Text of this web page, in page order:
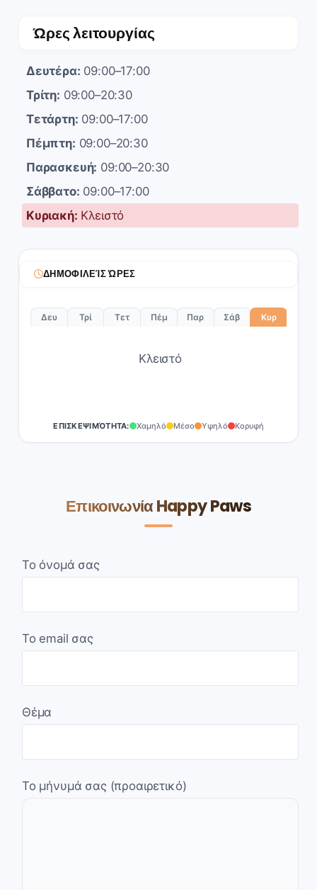
Ώρες λειτουργίας
Δευτέρα: 09:00–17:00
Τρίτη: 09:00–20:30
Τετάρτη: 09:00–17:00
Πέμπτη: 09:00–20:30
Παρασκευή: 09:00–20:30
Σάββατο: 09:00–17:00
Κυριακή: Κλειστό
ΔΗΜΟΦΙΛΕΊΣ ΏΡΕΣ
Δευ Τρί Τετ Πέμ Παρ Σάβ Κυρ
Κλειστό
ΕΠΙΣΚΕΨΙΜΌΤΗΤΑ: Χαμηλό Μέσο Υψηλό Κορυφή
Επικοινωνία Happy Paws
Το όνομά σας
Το email σας
Θέμα
Το μήνυμά σας (προαιρετικό)